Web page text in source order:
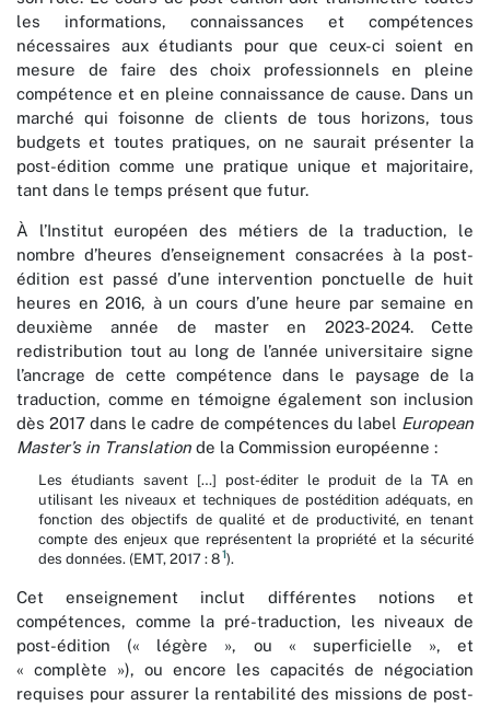
les informations, connaissances et compétences
nécessaires aux étudiants pour que ceux-ci soient en
mesure de faire des choix professionnels en pleine
compétence et en pleine connaissance de cause. Dans un
marché qui foisonne de clients de tous horizons, tous
budgets et toutes pratiques, on ne saurait présenter la
post-édition comme une pratique unique et majoritaire,
tant dans le temps présent que futur.
À l’Institut européen des métiers de la traduction, le
nombre d’heures d’enseignement consacrées à la post-
édition est passé d’une intervention ponctuelle de huit
heures en 2016, à un cours d’une heure par semaine en
deuxième année de master en 2023-2024. Cette
redistribution tout au long de l’année universitaire signe
l’ancrage de cette compétence dans le paysage de la
traduction, comme en témoigne également son inclusion
dès 2017 dans le cadre de compétences du label European
Master’s in Translation de la Commission européenne :
Les étudiants savent […] post-éditer le produit de la TA en
utilisant les niveaux et techniques de postédition adéquats, en
fonction des objectifs de qualité et de productivité, en tenant
compte des enjeux que représentent la propriété et la sécurité
des données. (EMT, 2017 : 81).
Cet enseignement inclut différentes notions et
compétences, comme la pré-traduction, les niveaux de
post-édition (« légère », ou « superficielle », et
« complète »), ou encore les capacités de négociation
requises pour assurer la rentabilité des missions de post-